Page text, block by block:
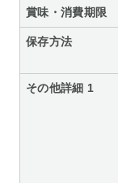
賞味・消費期限
保存方法
その他詳細 1